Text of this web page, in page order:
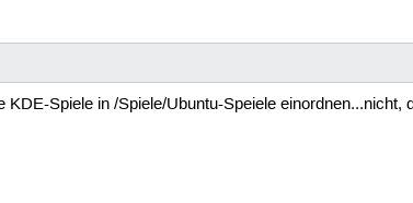
KDE-Spiele in /Spiele/Ubuntu-Speiele einordnen...nicht,